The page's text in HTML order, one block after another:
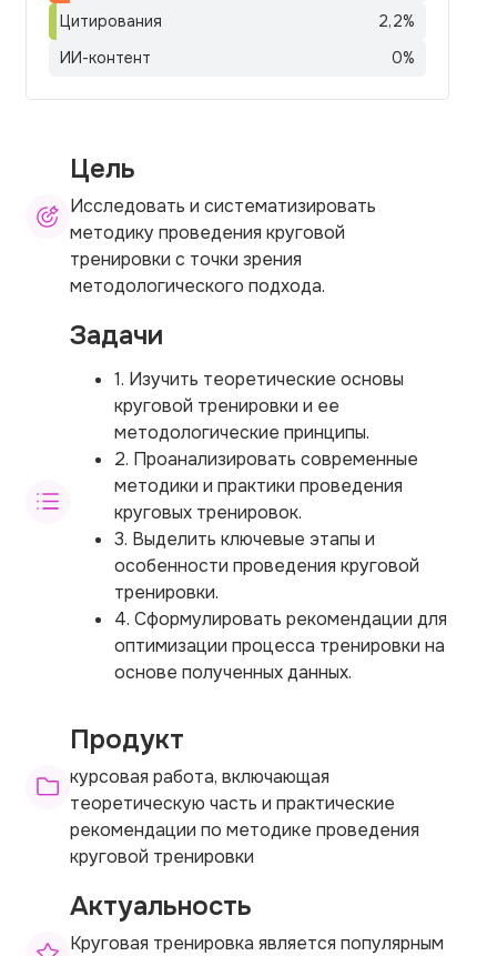
Цитирования
2,2%
ИИ-контент
0%
Цель
Исследовать и систематизировать
методику проведения круговой
тренировки с точки зрения
методологического подхода.
Задачи
1. Изучить теоретические основы
круговой тренировки и ее
методологические принципы.
2. Проанализировать современные
методики и практики проведения
круговых тренировок.
3. Выделить ключевые этапы и
особенности проведения круговой
тренировки.
4. Сформулировать рекомендации для
оптимизации процесса тренировки на
основе полученных данных.
Продукт
курсовая работа, включающая
теоретическую часть и практические
рекомендации по методике проведения
круговой тренировки
Актуальность
Круговая тренировка является популярным